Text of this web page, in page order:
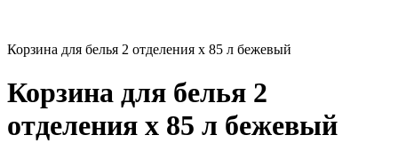
Корзина для белья 2 отделения x 85 л бежевый
Корзина для белья 2
отделения x 85 л бежевый